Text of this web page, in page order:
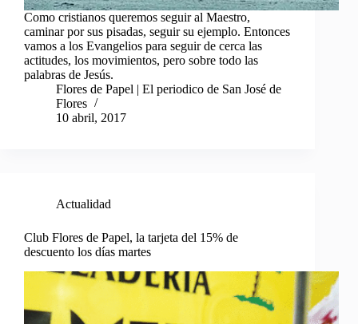
Como cristianos queremos seguir al Maestro,
caminar por sus pisadas, seguir su ejemplo. Entonces
vamos a los Evangelios para seguir de cerca las
actitudes, los movimientos, pero sobre todo las
palabras de Jesús.
Flores de Papel | El periodico de San José de
Flores
10 abril, 2017
Actualidad
Club Flores de Papel, la tarjeta del 15% de
descuento los días martes